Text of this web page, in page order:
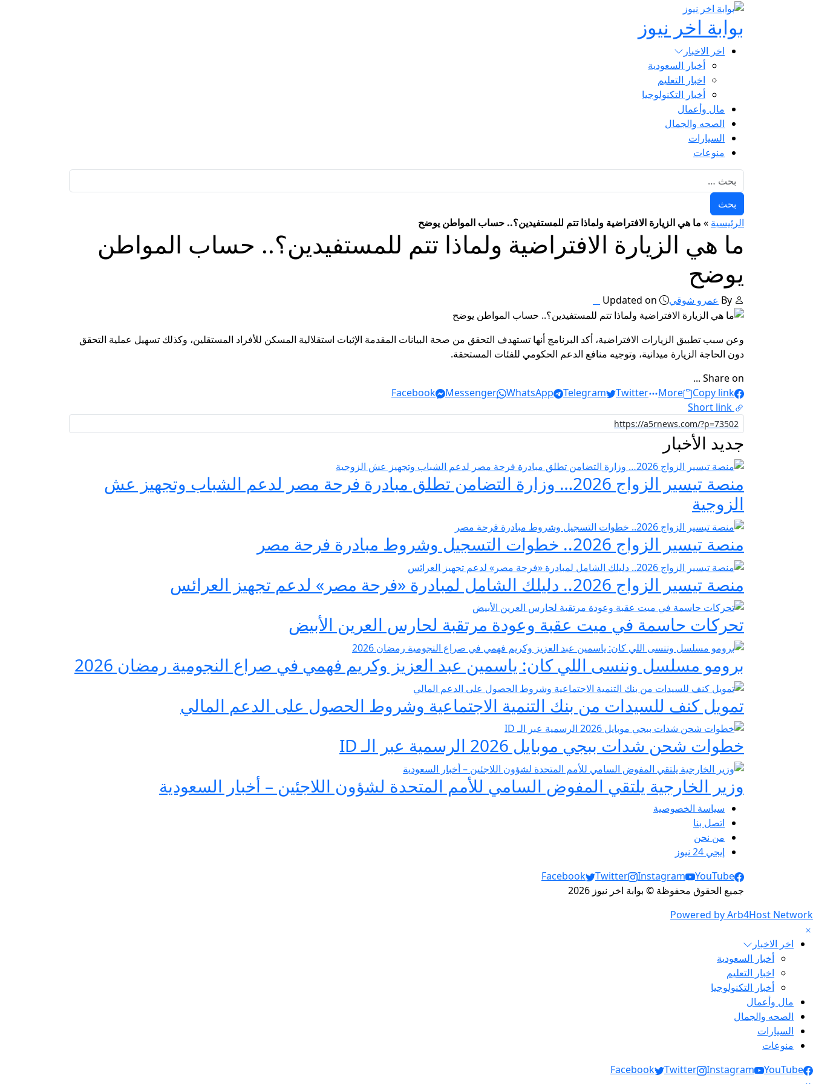
بوابة اخر نيوز
اخر الاخبار
أخبار السعودية
اخبار التعليم
أخبار التكنولوجيا
مال وأعمال
الصحه والجمال
السيارات
منوعات
الرئيسية » ما هي الزيارة الافتراضية ولماذا تتم للمستفيدين؟.. حساب المواطن يوضح
ما هي الزيارة الافتراضية ولماذا تتم للمستفيدين؟.. حساب المواطن
يوضح
By عمرو شوقي Updated on
وعن سبب تطبيق الزيارات الافتراضية، أكد البرنامج أنها تستهدف التحقق من صحة البيانات المقدمة الإثبات استقلالية المسكن للأفراد المستقلين، وكذلك تسهيل عملية التحقق
دون الحاجة الزيارة ميدانية، وتوجيه منافع الدعم الحكومي للفئات المستحقة.
Share on ...
Facebook
Messenger WhatsApp Telegram Twitter More
Copy link
Short link
جديد الأخبار
منصة تيسير الزواج 2026… وزارة التضامن تطلق مبادرة فرحة مصر لدعم الشباب وتجهيز عش
الزوجية
منصة تيسير الزواج 2026.. خطوات التسجيل وشروط مبادرة فرحة مصر
منصة تيسير الزواج 2026.. دليلك الشامل لمبادرة «فرحة مصر» لدعم تجهيز العرائس
تحركات حاسمة في ميت عقبة وعودة مرتقبة لحارس العرين الأبيض
برومو مسلسل وننسى اللي كان: ياسمين عبد العزيز وكريم فهمي في صراع النجومية رمضان 2026
تمويل كنف للسيدات من بنك التنمية الاجتماعية وشروط الحصول على الدعم المالي
خطوات شحن شدات ببجي موبايل 2026 الرسمية عبر الـ ID
وزير الخارجية يلتقي المفوض السامي للأمم المتحدة لشؤون اللاجئين – أخبار السعودية
سياسة الخصوصية
اتصل بنا
من نحن
إيجي 24 نيوز
Social Links
Facebook Twitter Instagram
YouTube
جميع الحقوق محفوظة © بوابة اخر نيوز 2026
Powered by Arb4Host Network
اخر الاخبار
أخبار السعودية
اخبار التعليم
أخبار التكنولوجيا
مال وأعمال
الصحه والجمال
السيارات
منوعات
Social Links
Facebook Twitter Instagram YouTube